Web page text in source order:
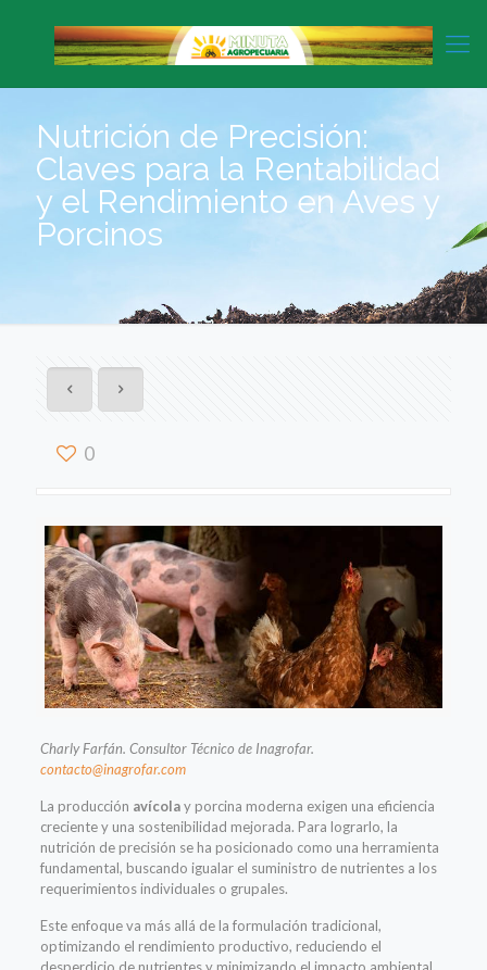
Nutrición de Precisión:
Claves para la Rentabilidad
y el Rendimiento en Aves y
Porcinos
0
Charly Farfán. Consultor Técnico de Inagrofar.
contacto@inagrofar.com
La producción avícolay porcina moderna exigen una eficiencia
creciente y una sostenibilidad mejorada. Para lograrlo, la
nutrición de precisión se ha posicionado como una herramienta
fundamental, buscando igualar el suministro de nutrientes a los
requerimientos individuales o grupales.
Este enfoque va más allá de la formulación tradicional,
optimizando el rendimiento productivo, reduciendo el